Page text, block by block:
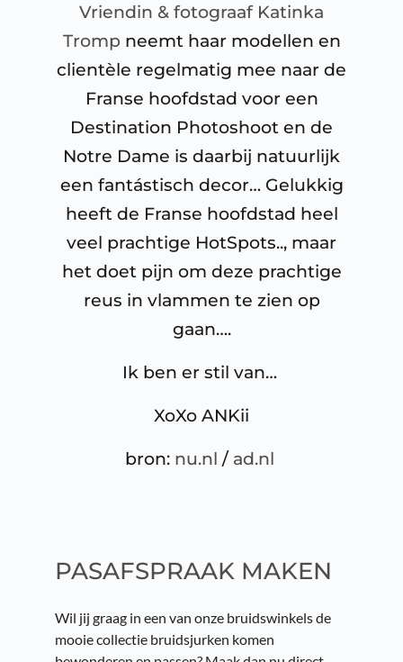
Vriendin & fotograaf Katinka
Tromp neemt haar modellen en
clientèle regelmatig mee naar de
Franse hoofdstad voor een
Destination Photoshoot en de
Notre Dame is daarbij natuurlijk
een fantástisch decor… Gelukkig
heeft de Franse hoofdstad heel
veel prachtige HotSpots.., maar
het doet pijn om deze prachtige
reus in vlammen te zien op
gaan….
Ik ben er stil van…
XoXo ANKii
bron: nu.nl / ad.nl
PASAFSPRAAK MAKEN
Wil jij graag in een van onze bruidswinkels de
mooie collectie bruidsjurken komen